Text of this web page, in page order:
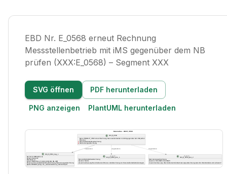
EBD Nr. E_0568 erneut Rechnung
Messstellenbetrieb mit iMS gegenüber dem NB
prüfen (XXX:E_0568) – Segment XXX
SVG öffnen PDF herunterladen
PNG anzeigen PlantUML herunterladen